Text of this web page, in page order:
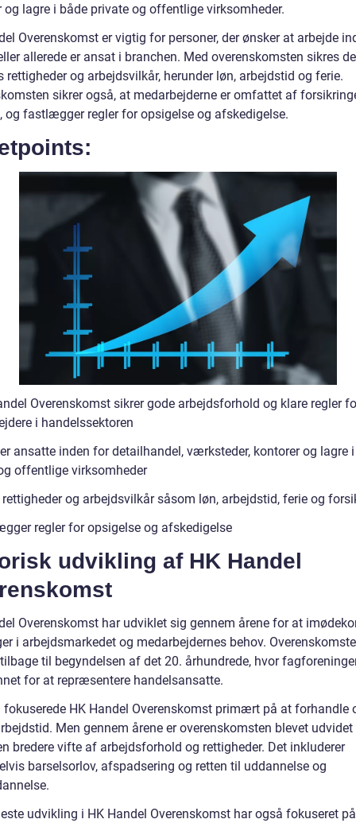
og lagre i både private og offentlige virksomheder.
Overenskomst er vigtig for personer, der ønsker at arbejde
allerede er ansat i branchen. Med overenskomsten sikres de
rettigheder og arbejdsvilkår, herunder løn, arbejdstid og ferie.
sikrer også, at medarbejderne er omfattet af
og fastlægger regler for opsigelse og afskedigelse.
Overenskomst sikrer gode arbejdsforhold og klare regler
i handelssektoren
ansatte inden for detailhandel, værksteder, kontorer og lagre
offentlige virksomheder
og arbejdsvilkår såsom løn, arbejdstid, ferie og
regler for opsigelse og afskedigelse
udvikling af HK Handel
Overenskomst har udviklet sig gennem årene for at
i arbejdsmarkedet og medarbejdernes behov.
til begyndelsen af det 20. århundrede, hvor
for at repræsentere handelsansatte.
fokuserede HK Handel Overenskomst primært på at forhandle
Men gennem årene er overenskomsten blevet
bredere vifte af arbejdsforhold og rettigheder. Det inkluderer
barselsorlov, afspadsering og retten til uddannelse og
udvikling i HK Handel Overenskomst har også fokuseret